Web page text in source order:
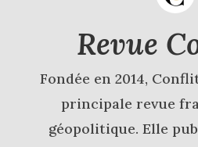
Revue
Fondée en 2014,
principale revue
géopolitique. Elle